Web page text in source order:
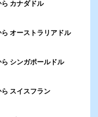
カナダドル
オーストラリアドル
シンガポールドル
スイスフラン